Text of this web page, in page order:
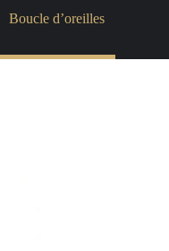
Boucle d’oreilles